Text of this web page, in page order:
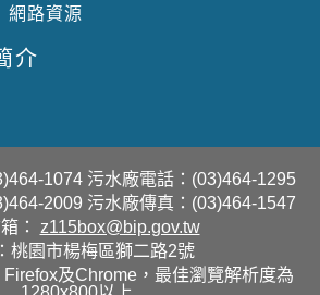
網路資源
介
1074 污水廠電話：(03)464-1295
2009 污水廠傳真：(03)464-1547
：
z115box@bip.gov.tw
桃園市楊梅區獅二路2號
及Chrome，最佳瀏覽解析度為